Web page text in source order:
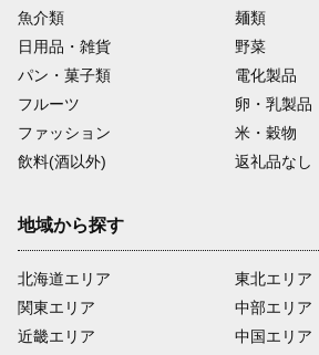
魚介類
麺類
日用品・雑貨
野菜
パン・菓子類
電化製品
フルーツ
卵・乳製品
ファッション
米・穀物
飲料(酒以外)
返礼品なし
地域から探す
北海道エリア
関東エリア
近畿エリア
東北エリア
中部エリア
中国エリア